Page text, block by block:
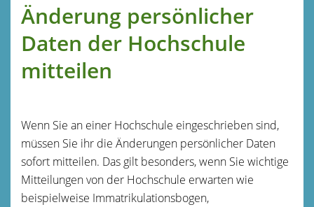
Änderung persönlicher
Daten der Hochschule
mitteilen
Wenn Sie an einer Hochschule eingeschrieben sind,
müssen Sie ihr die Änderungen persönlicher Daten
sofort mitteilen. Das gilt besonders, wenn Sie wichtige
Mitteilungen von der Hochschule erwarten wie
beispielweise Immatrikulationsbogen,